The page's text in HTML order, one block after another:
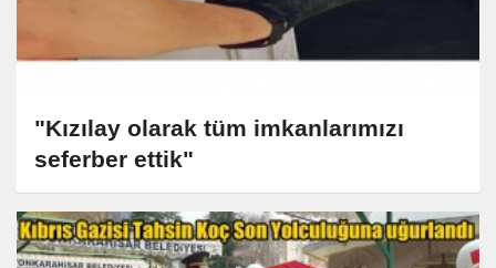
"Kızılay olarak tüm imkanlarımızı
seferber ettik"